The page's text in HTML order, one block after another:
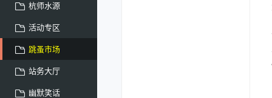
杭师水源
活动专区
跳蚤市场
站务大厅
幽默笑话